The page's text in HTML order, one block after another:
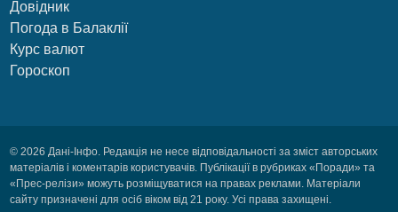
Довідник
Погода в Балаклії
Курс валют
Гороскоп
© 2026 Дані-Інфо. Редакція не несе відповідальності за зміст авторських
матеріалів і коментарів користувачів. Публікації в рубриках «Поради» та
«Прес-релізи» можуть розміщуватися на правах реклами. Матеріали
сайту призначені для осіб віком від 21 року. Усі права захищені.